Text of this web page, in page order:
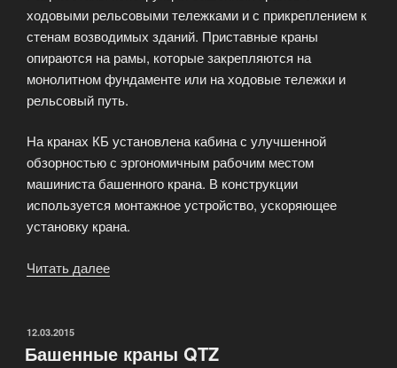
ходовыми рельсовыми тележками и с прикреплением к
стенам возводимых зданий. Приставные краны
опираются на рамы, которые закрепляются на
монолитном фундаменте или на ходовые тележки и
рельсовый путь.
На кранах КБ установлена кабина с улучшенной
обзорностью с эргономичным рабочим местом
машиниста башенного крана. В конструкции
используется монтажное устройство, ускоряющее
установку крана.
Читать далее
ОПУБЛИКОВАНО
12.03.2015
Башенные краны QTZ